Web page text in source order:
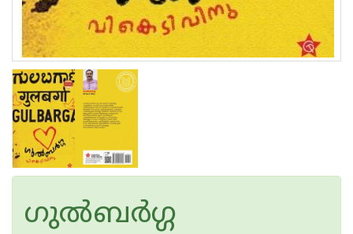
ഗുല്‍ബര്‍ഗ്ഗ